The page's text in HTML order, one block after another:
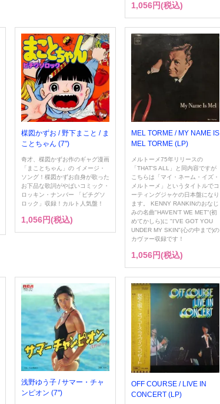
1,056円(税込)
楳図かずお / 野下まこと / ま
ことちゃん (7")
奇才、楳図かずお作のギャグ漫画
「まことちゃん」の イメージ・
ソング！楳図かずお自身が歌った
お下品な歌詞がやばいコミック・
ロッキン・ナンバー 「ビチグソ
ロック」収録！カルト人気盤！
1,056円(税込)
MEL TORME / MY NAME IS
MEL TORME (LP)
メルトーメ75年リリースの
「THAT'S ALL」と同内容ですが
こちらは「マイ・ネーム・イズ・
メルトーメ」というタイトルでコ
ーティングジャケの日本盤になり
ます。 KENNY RANKINのおなじ
みの名曲"HAVEN'T WE MET"(初
めてかしら)に "I'VE GOT YOU
UNDER MY SKIN"(心の中まで)の
カヴァー収録です！
1,056円(税込)
浅野ゆう子 / サマー・チャ
ンピオン (7")
OFF COURSE / LIVE IN
CONCERT (LP)